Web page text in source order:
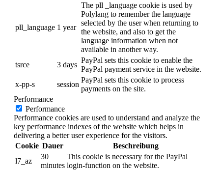
pll_language 1 year
The pll _language cookie is used by
Polylang to remember the language
selected by the user when returning to
the website, and also to get the
language information when not
available in another way.
tsrce
3 days
PayPal sets this cookie to enable the
PayPal payment service in the website.
x-pp-s
session
PayPal sets this cookie to process
payments on the site.
Performance
Performance
Performance cookies are used to understand and analyze the
key performance indexes of the website which helps in
delivering a better user experience for the visitors.
Cookie Dauer
Beschreibung
l7_az
30
minutes
This cookie is necessary for the PayPal
login-function on the website.